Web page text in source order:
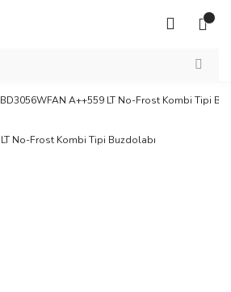
BD3056WFAN A++559 LT No-Frost Kombi Tipi